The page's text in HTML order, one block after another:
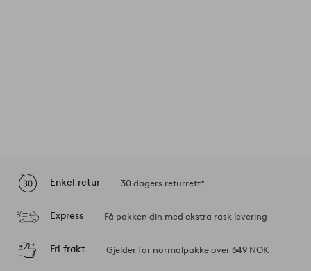
Enkel retur 30 dagers returrett*
Express Få pakken din med ekstra rask levering
Fri frakt Gjelder for normalpakke over 649 NOK